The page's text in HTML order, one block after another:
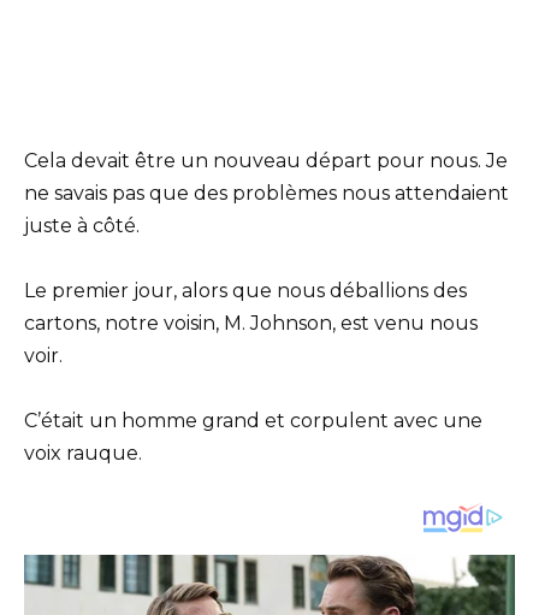
Cela devait être un nouveau départ pour nous. Je
ne savais pas que des problèmes nous attendaient
juste à côté.
Le premier jour, alors que nous déballions des
cartons, notre voisin, M. Johnson, est venu nous
voir.
C’était un homme grand et corpulent avec une
voix rauque.